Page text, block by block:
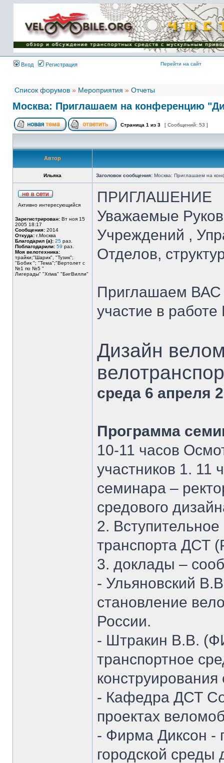
Имя пользователя:
Пароль:
{ LOG_ME_IN_SHORT
}
Вход
Регистрация Перейти на сайт
Список форумов » Мероприятия » Отчеты
Москва: Приглашаем на конференцию
Страница 1 из 3 [ Сообщений: 53 ]
Автор
Ильяка Заголовок сообщения: Москва: Приглашаем на
Активно интересующийся
Зарегистрирован: Вт ноя 15
2005 18:17
Сообщения: 2014
Откуда: г.Москва
Благодарил (а): 25 раз.
Поблагодарили: 59 раз.
Моя велотехника:
трайки;"Шарик", "Тузик";
"Бобик "; "Тема";"Вертолет с
№1 по №5 "
Лигерады" "Хriwa" "БигВилли"
ПРИГЛАШЕНИЕ
Уважаемые
Учреждений ,
Отделов,
Приглашаем ВАС
участие в
Дизайн
среда 6 апреля
Программа
10-11 часов
участников 1.
семинара –
средового
2.
транспорта ДСТ
3. доклады –
- Ульяновский
становление
России.
- Штракин В.В.
транспортное
- Кафедра ДСТ
проектах
- Фирма Диксон -
городской